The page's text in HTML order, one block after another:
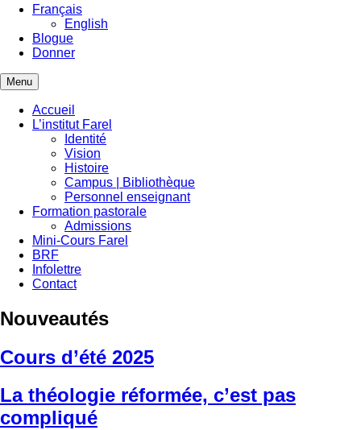
PrimaryFrançais
English
Blogue
Donner
Menu
Secondary
menu
Accueil
L’institut Farel
Identité
Vision
Histoire
Campus | Bibliothèque
Personnel enseignant
Formation pastorale
Admissions
Mini-Cours Farel
BRF
Infolettre
Contact
Nouveautés
Cours d’été 2025
La théologie réformée, c’est pas
compliqué